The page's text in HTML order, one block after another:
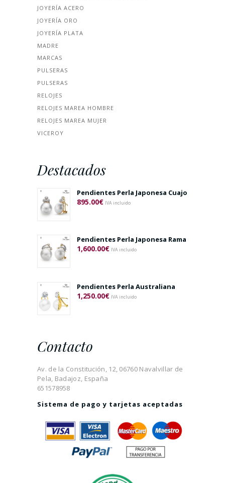
JOYERÍA ACERO
JOYERÍA ORO
JOYERÍA PLATA
MADRE
MARCAS
PULSERAS
PULSERAS
RELOJES
RELOJES MAREA HOMBRE
RELOJES MAREA MUJER
VICEROY
Destacados
Pendientes Perla Japonesa Cuajo
895.00€ IVA incluido
Pendientes Perla Japonesa Rama
1,600.00€ IVA incluido
Pendientes Perla Australiana
1,250.00€ IVA incluido
Contacto
Av. de la Constitución, 12, 06760 Navalvillar de
Pela, Badajoz, España
651578958
Sistema de pago y tarjetas aceptadas